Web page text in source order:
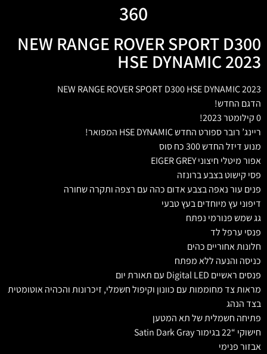
360
NEW RANGE ROVER SPORT D300
HSE DYNAMIC 2023
NEW RANGE ROVER SPORT D300 HSE DYNAMIC 2023
הדגם החדש!
0 קילומטר 2023!
ריינג’ רובר ספורט החדש HSE DYNAMIC המפואר!
מנוע דיזל החדש 300 כח סוס
אפור מיטלי חיצוני EIGER GREY
פסי קישוט בצבע ברונזה
פנים עור נאפה בצבע אדום כהה עם רצפה ותקרה שחורה
דיפוני עץ מיוחדים בעץ טבעי
גג שמש פנורמי נפתח
פנסי ערפל לד
חלונות אחוריים כהים
כניסה והנעה ללא מפתח
פנסים ראשיים Digital LED עם תאורת יום
מראות צד מחוממות עם כוונון וקיפול חשמלי, זיכרונות והכהיה אוטומטית
בצד הנהג
פתיחה חשמלית של תא המטען
חישוקי “22 בגימור Satin Dark Gray
אבזור פנימי